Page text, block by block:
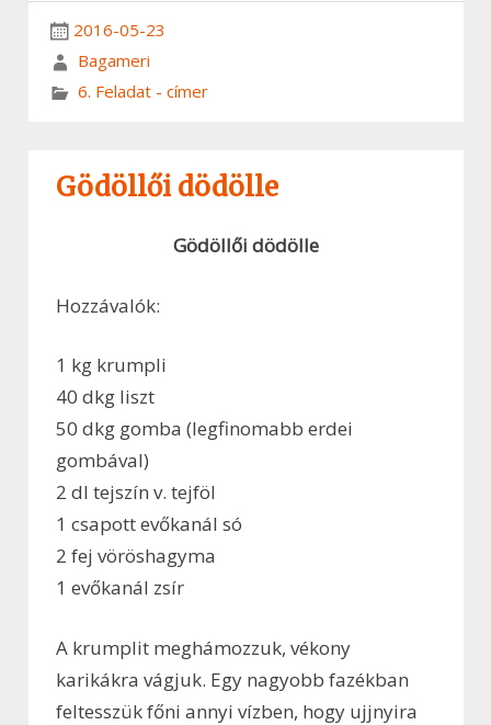
2016-05-23
Bagameri
6. Feladat - címer
Gödöllői dödölle
Gödöllői dödölle
Hozzávalók:
1 kg krumpli
40 dkg liszt
50 dkg gomba (legfinomabb erdei
gombával)
2 dl tejszín v. tejföl
1 csapott evőkanál só
2 fej vöröshagyma
1 evőkanál zsír
A krumplit meghámozzuk, vékony
karikákra vágjuk. Egy nagyobb fazékban
feltesszük főni annyi vízben, hogy ujjnyira